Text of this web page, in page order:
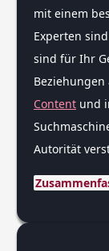
mit einem
Experten
sind für Ihr
Content und
Autorität